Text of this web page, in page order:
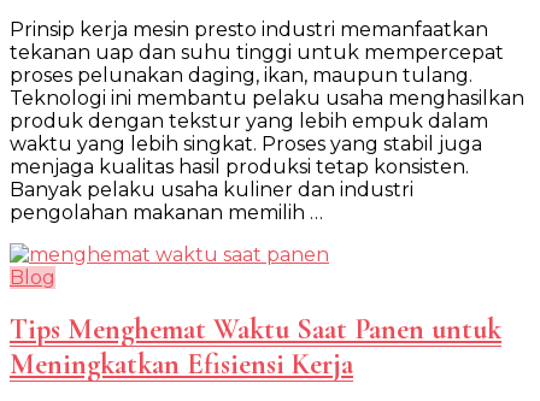
Kerja
Mesin
Presto
Industri
untuk
Menghasilkan
Produk
Berkualitas
Prinsip kerja mesin presto industri memanfaatkan
tekanan uap dan suhu tinggi untuk mempercepat
proses pelunakan daging, ikan, maupun tulang.
Teknologi ini membantu pelaku usaha menghasilkan
produk dengan tekstur yang lebih empuk dalam
waktu yang lebih singkat. Proses yang stabil juga
menjaga kualitas hasil produksi tetap konsisten.
Banyak pelaku usaha kuliner dan industri
pengolahan makanan memilih …
Blog
Tips Menghemat Waktu Saat Panen untuk
Meningkatkan Efisiensi Kerja